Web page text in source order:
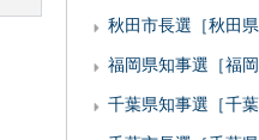
秋田市長選［秋田県
福岡県知事選［福岡
千葉県知事選［千葉